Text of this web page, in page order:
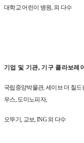
대학교 어린이 병원, 외 다수
기업 및 기관,기구 콜라보레
국립중앙박물관,세이브 더 칠드
우스,도미노피자,
오뚜기 , 교보, ING외 다수